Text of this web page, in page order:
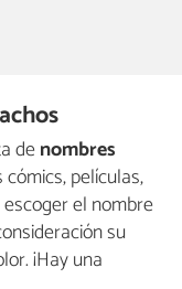
denombres
películas,
el nombre
su
¡Hay una